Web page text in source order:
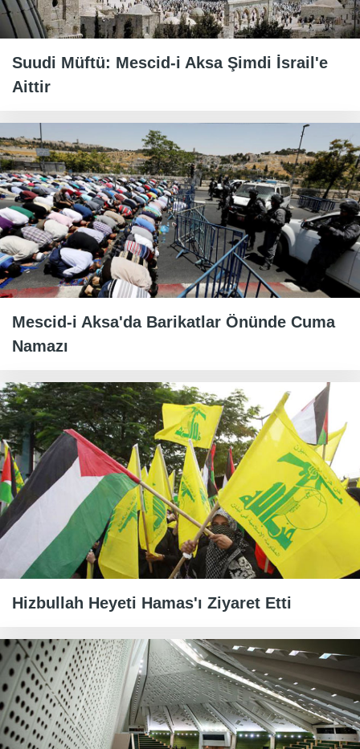
Suudi Müftü: Mescid-i Aksa Şimdi İsrail'e
Aittir
Mescid-i Aksa'da Barikatlar Önünde Cuma
Namazı
Hizbullah Heyeti Hamas'ı Ziyaret Etti